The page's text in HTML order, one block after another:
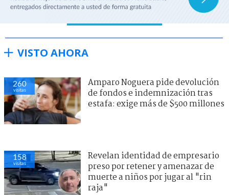
VISTO AHORA
260
visitas
Amparo Noguera pide devolución
de fondos e indemnización tras
estafa: exige más de $500 millones
158
visitas
Revelan identidad de empresario
preso por retener y amenazar de
muerte a niños por jugar al "rin
raja"